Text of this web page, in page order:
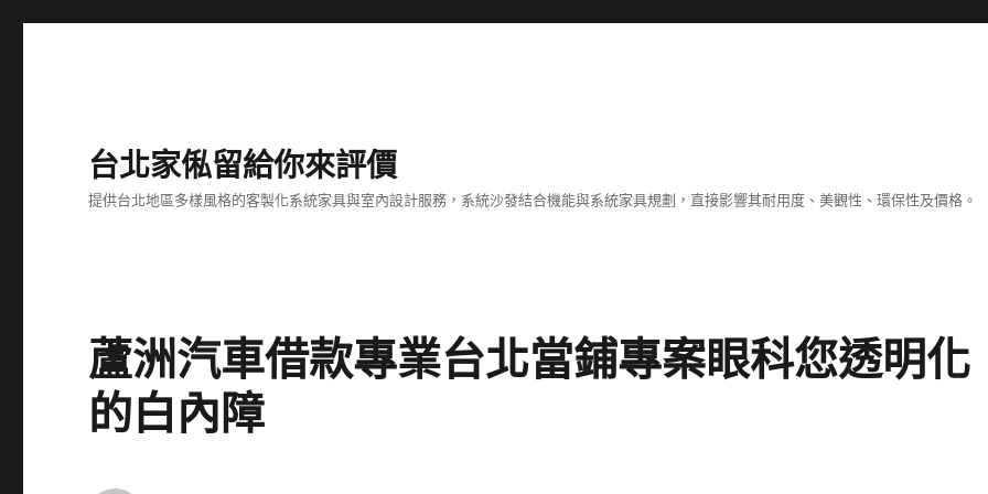
台北家俬留給你來評價
提供台北地區多樣風格的客製化系統家具與室內設計服務，系統沙發結合機能與系統家具規劃，直接影響其耐用度、美觀性、環保性及價格。
蘆洲汽車借款專業台北當鋪專案眼科您透明化
的白內障